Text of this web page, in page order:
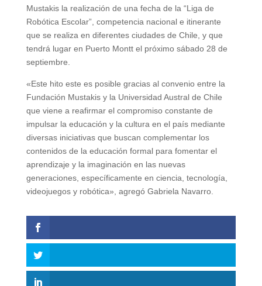
Mustakis la realización de una fecha de la “Liga de
Robótica Escolar”, competencia nacional e itinerante
que se realiza en diferentes ciudades de Chile, y que
tendrá lugar en Puerto Montt el próximo sábado 28 de
septiembre.
«Este hito este es posible gracias al convenio entre la
Fundación Mustakis y la Universidad Austral de Chile
que viene a reafirmar el compromiso constante de
impulsar la educación y la cultura en el país mediante
diversas iniciativas que buscan complementar los
contenidos de la educación formal para fomentar el
aprendizaje y la imaginación en las nuevas
generaciones, específicamente en ciencia, tecnología,
videojuegos y robótica», agregó Gabriela Navarro.